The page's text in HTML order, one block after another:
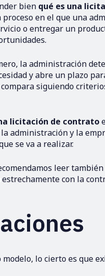
bien qué es una
en el que una
o entregar un
la administración
y abre un plazo
siguiendo
licitación de contrato
administración y la
se va a realizar.
leer
con la
lo cierto es que